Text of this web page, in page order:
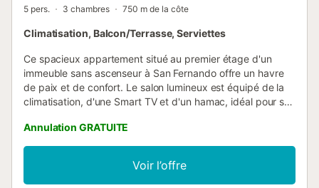
5 pers. 3 chambres 750 m de la côte
Climatisation, Balcon/Terrasse, Serviettes
Ce spacieux appartement situé au premier étage d'un
immeuble sans ascenseur à San Fernando offre un havre
de paix et de confort. Le salon lumineux est équipé de la
climatisation, d'une Smart TV et d'un hamac, idéal pour se
entièrement équipée avec plaques vitrocéramiques facilite
la préparation des repas, tandis qu'un lave-linge, un fer et
une planche à repasser sont à votre disposition.
L'appartement comprend trois chambres : une chambre
Annulation GRATUITE
Voir l’offre